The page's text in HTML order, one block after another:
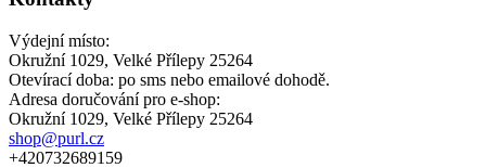
Výdejní místo:
Okružní 1029, Velké Přílepy 25264
Otevírací doba: po sms nebo emailové dohodě.
Adresa doručování pro e-shop:
Okružní 1029, Velké Přílepy 25264
shop@purl.cz
+420732689159